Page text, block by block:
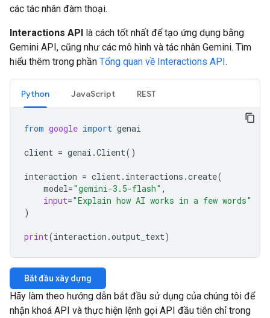
các tác nhân đàm thoại.
Interactions API là cách tốt nhất để tạo ứng dụng bằng
Gemini API, cũng như các mô hình và tác nhân Gemini. Tìm
hiểu thêm trong phần Tổng quan về Interactions API.
Python JavaScript REST
from google import genai
client = genai .Client()
interaction = client. interactions .create(
model="gemini-3.5-flash" ,
input="Explain how AI works in a few words"
)
print(interaction .output_text)
Bắt đầu xây dựng
Hãy làm theo hướng dẫn bắt đầu sử dụng của chúng tôi để
nhận khoá API và thực hiện lệnh gọi API đầu tiên chỉ trong